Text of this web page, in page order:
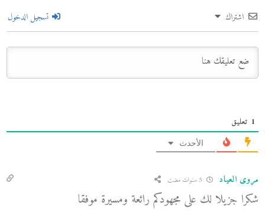
اشتراك تسجيل الدخول
1 تعليق
الأحدث
مروى العياد
شكرا جزيلا لك على مجهودكم رائعة ومسيرة موفقا